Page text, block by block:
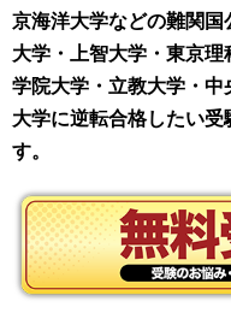
京海洋大学などの難関
大学・上智大学・東京
学院大学・立教大学・
大学に逆転合格したい
す。